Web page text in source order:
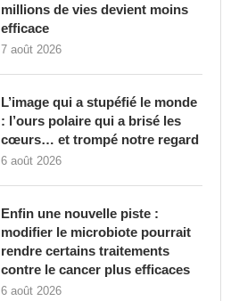
millions de vies devient moins
efficace
7 août 2026
L’image qui a stupéfié le monde
: l’ours polaire qui a brisé les
cœurs… et trompé notre regard
6 août 2026
Enfin une nouvelle piste :
modifier le microbiote pourrait
rendre certains traitements
contre le cancer plus efficaces
6 août 2026